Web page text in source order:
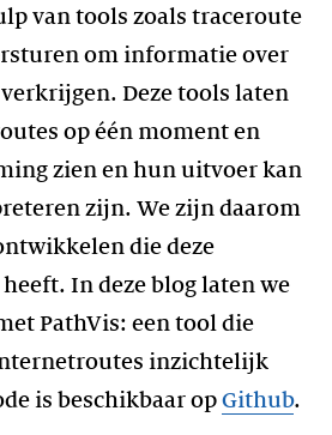
van tools zoals traceroute
om informatie over
Deze tools laten
op één moment en
zien en hun uitvoer kan
zijn. We zijn daarom
die deze
In deze blog laten we
PathVis: een tool die
inzichtelijk
is beschikbaar op Github.